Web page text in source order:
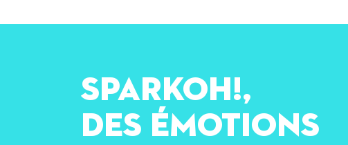
SPARKOH!,
des émotions